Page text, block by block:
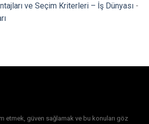
ve Seçim Kriterleri – İş Dünyası -
etmek, güven sağlamak ve bu konuları göz